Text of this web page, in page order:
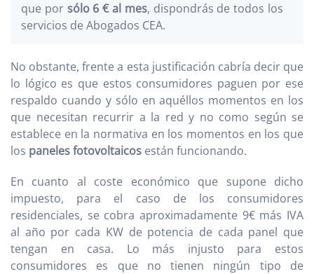
que porsólo 6 € al mes, dispondrás de todos los
servicios de Abogados CEA.
No obstante, frente a esta justificación cabría decir que
lo lógico es que estos consumidores paguen por ese
respaldo cuando y sólo en aquéllos momentos en los
que necesitan recurrir a la red y no como según se
establece en la normativa en los momentos en los que
los paneles fotovoltaicos están funcionando.
En cuanto al coste económico que supone dicho
impuesto, para el caso de los consumidores
residenciales, se cobra aproximadamente 9€ más IVA
al año por cada KW de potencia de cada panel que
tengan en casa. Lo más injusto para estos
consumidores es que no tienen ningún tipo de